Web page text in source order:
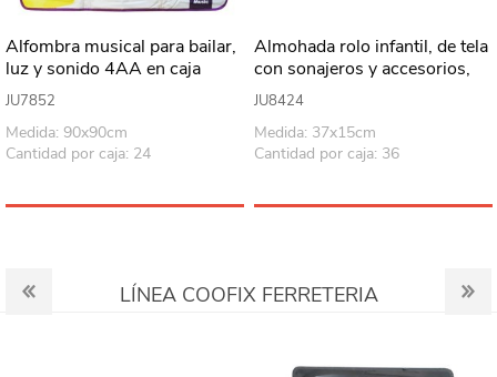
Alfombra musical para bailar,
luz y sonido 4AA en caja
JU7852
Medida: 90x90cm
Cantidad por caja: 24
Almohada rolo infantil, de tela
con sonajeros y accesorios,
en cartón
JU8424
Medida: 37x15cm
Cantidad por caja: 36
LÍNEA COOFIX FERRETERIA